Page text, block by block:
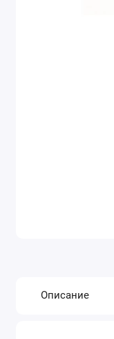
Описание